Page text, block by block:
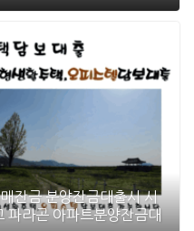
잔금 분양잔금대출시 시
라곤 아파트분양잔금대